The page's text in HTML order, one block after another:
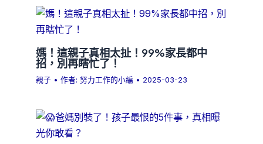
媽！這親子真相太扯！99%家長都中
招，別再瞎忙了！
親子 • 作者:努力工作的小編 • 2025-03-23